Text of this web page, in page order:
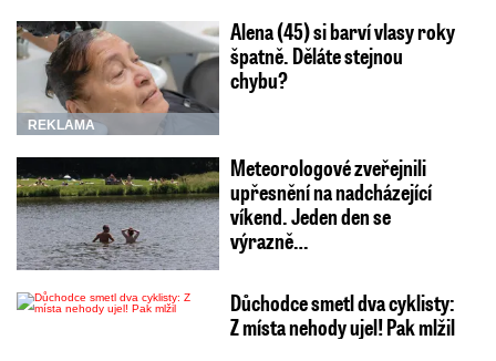
REKLAMA
Alena (45) si barví vlasy roky
špatně. Děláte stejnou
chybu?
Meteorologové zveřejnili
upřesnění na nadcházející
víkend. Jeden den se
výrazně…
Důchodce smetl dva cyklisty:
Z místa nehody ujel! Pak mlžil